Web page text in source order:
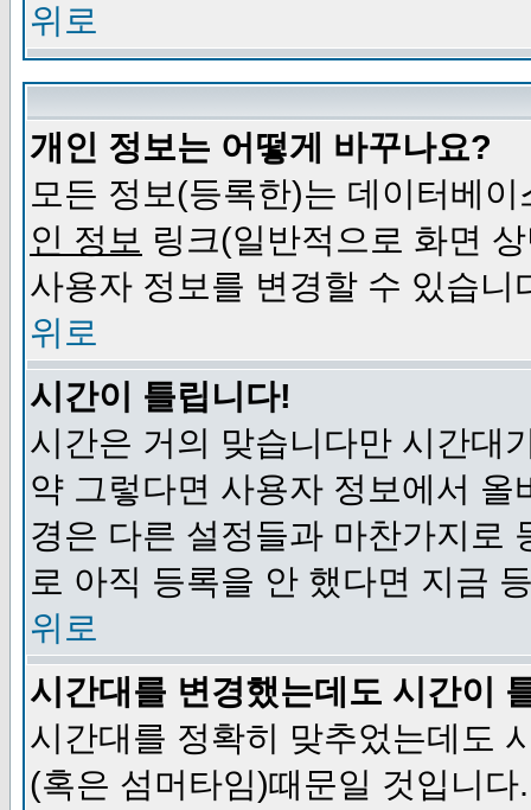
위로
개인 정보는 어떻게 바꾸나요?
모든 정보(등록한)는 데이터베
인 정보 링크(일반적으로 화면
사용자 정보를 변경할 수 있습니
위로
시간이 틀립니다!
시간은 거의 맞습니다만 시간대
약 그렇다면 사용자 정보에서
경은 다른 설정들과 마찬가지로
로 아직 등록을 안 했다면 지금
위로
시간대를 변경했는데도 시간이
시간대를 정확히 맞추었는데도
(혹은 섬머타임)때문일 것입니